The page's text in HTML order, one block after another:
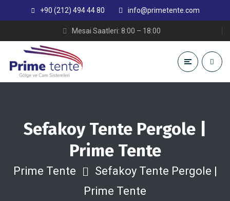
+90 (212) 494 44 80 info@primetente.com
Mesai Saatleri: 8:00 – 18:00
Sefakoy Tente Pergole |
Prime Tente
Prime Tente
Sefakoy Tente Pergole |
Prime Tente